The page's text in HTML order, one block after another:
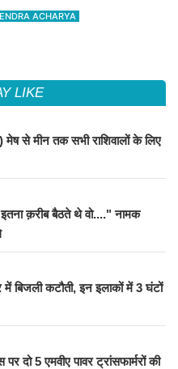
ताराचंद सारस्वत के सतत प्रयास
ACHARYA
LIKE
से मीन तक सभी राशिवालों के लिए
क़रीब बैठते थे वो...." नामक
बिजली कटौती, इन इलाकों में 3 घंटों
5 एमवीए पावर ट्रांसफार्मरों की